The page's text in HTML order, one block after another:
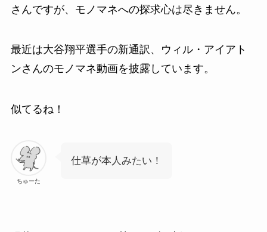
さんですが、モノマネへの探求心は尽きません。
最近は大谷翔平選手の新通訳、ウィル・アイアト
ンさんのモノマネ動画を披露しています。
似てるね！
ちゅーた
仕草が本人みたい！